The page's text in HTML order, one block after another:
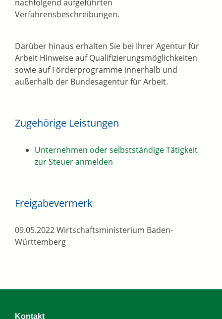
nachfolgend aufgeführten
Verfahrensbeschreibungen.
Darüber hinaus erhalten Sie bei Ihrer Agentur für
Arbeit Hinweise auf Qualifizierungsmöglichkeiten
sowie auf Förderprogramme innerhalb und
außerhalb der Bundesagentur für Arbeit.
Zugehörige Leistungen
Unternehmen oder selbstständige Tätigkeit
zur Steuer anmelden
Freigabevermerk
09.05.2022 Wirtschaftsministerium Baden-
Württemberg
Kontakt